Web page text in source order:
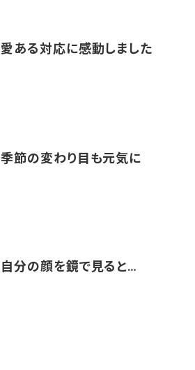
愛ある対応に感動しました
季節の変わり目も元気に
自分の顔を鏡で見ると…